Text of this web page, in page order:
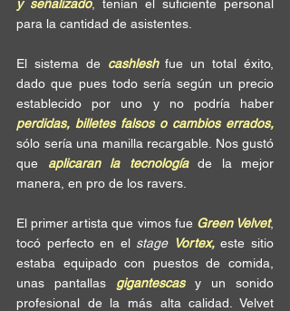
y señalizado, tenían el suficiente personal
para la cantidad de asistentes.
El sistema de cashlesh fue un total éxito,
dado que pues todo sería según un precio
sólo sería una manilla recargable . Nos gustó
que aplicaran la tecnología de la mejor
manera, en pro de los ravers.
El primer artista que vimos fue Green Velvet,
tocó perfecto en el stage Vortex, este sitio
estaba
equipado con puestos de comida,
unas pantallas gigantescas y un sonido
profesional de la más alta calidad.
Velvet